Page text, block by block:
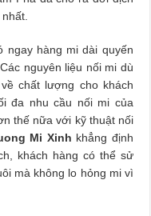
ngay hàng mi dài quyến
nguyên liệu nối mi dù
chất lượng cho khách
đa nhu cầu nối mi của
thế nữa với kỹ thuật nối
Mi Xinh khẳng định
khách hàng có thể sử
mà không lo hỏng mi vì